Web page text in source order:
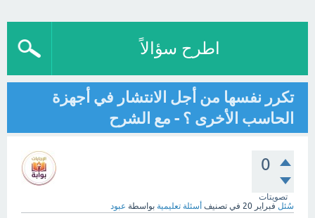
اطرح سؤالاً
تكرر نفسها من أجل الانتشار في أجهزة
الحاسب الأخرى ؟ - مع الشرح
0
تصويتات
سُئل فبراير 20 في تصنيف أسئلة تعليمية بواسطة عبود